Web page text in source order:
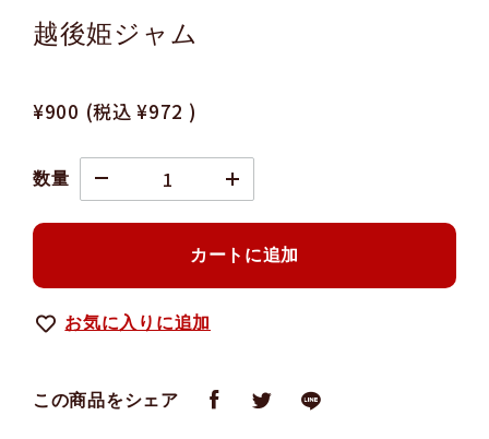
越後姫ジャム
¥900 (税込¥972 )
数量
カートに追加
お気に入りに追加
この商品をシェア